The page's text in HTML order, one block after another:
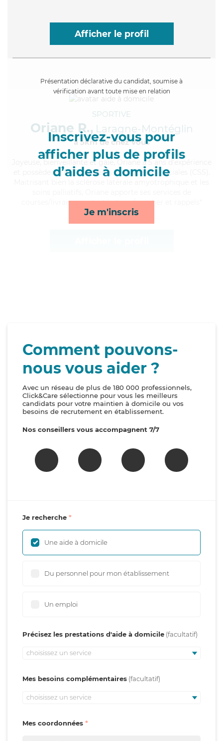
Afficher le profil
Présentation déclarative du candidat, soumise à
vérification avant toute mise en relation
Inscrivez-vous pour
afficher plus de profils
d’aides à domicile
Je m'inscris
SPORTIVE
Oriane R., Laragne-Montéglin
à 5km de chez Vous
, bienveillante et gaie, Oriane a 5 ans d'expérience
et possède un BEP Carrières Sanitaires et Sociales (CSS).
courses/livraison, activités, lever/coucher et rappels*
Comment pouvons-
nous vous aider ?
Avec un réseau de plus de 180 000 professionnels,
Click&Care sélectionne pour vous les meilleurs
candidats pour votre maintien à domicile ou vos
besoins de recrutement en établissement.
Nos conseillers vous accompagnent 7/7
Je recherche
Une aide à domicile
Du personnel pour mon établissement
Un emploi
Précisez les prestations d'aide à domicile
choisissez un service
Mes besoins complémentaires
choisissez un service
Mes coordonnées